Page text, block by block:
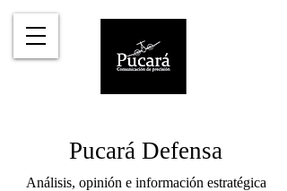
Pucará Defensa
Análisis, opinión e información estratégica